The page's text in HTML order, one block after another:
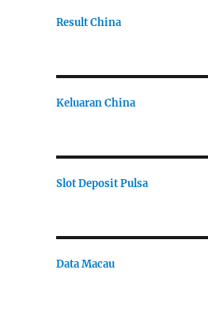
Result China
Keluaran China
Slot Deposit Pulsa
Data Macau